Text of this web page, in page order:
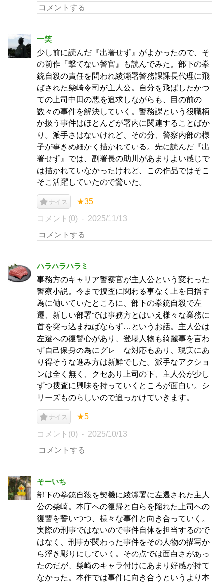
一笑
少し前に読んだ『出署せず』がよかったので、そ
の前作『撃てない警官』も読んでみた。部下の拳
銃自殺の責任を問われ綾瀬署警務課課長代理に飛
ばされた柴崎令司が主人公。自分を飛ばしたかつ
ての上司中田の悪を追求しながらも、目の前の
数々の事件を解決していく。警務課という役職柄
か扱う事件はほとんどが署内に関連することばか
り。派手さはないけれど、その分、警察内部の様
子が事きめ細かく描かれている。先に読んだ『出
署せず』では、副署長の助川があまりよい感じで
は描かれていなかったけれど、この作品ではそこ
そこ活躍していたので驚いた。
ナイス ★35
コメント(0) 2025/11/13
ハラハラハラミ
事務方のキャリア警察官が主人公という変わった
警察小説。今まで捜査に関わる事なく上を目指す
為に働いていたところに、部下の拳銃自殺で左
遷、新しい部署では事務方とはいえ様々な業務に
首を突っ込まねばならず…というお話。主人公は
左遷への復讐心があり、登場人物も綺麗事を言わ
ず自己保身の為にグレーな対応もあり、現実にあ
り得そうな進み方は新鮮でした。派手なアクショ
ンは全く無く、クセあり上司の下、主人公が少し
ずつ捜査に興味を持っていくところが面白い。シ
リーズものらしいので追っかけていきます。
ナイス ★5
コメント(0) 2025/10/13
そーいち
部下の拳銃自殺を契機に綾瀬署に左遷された主人
公の柴崎。本庁への復帰と自らを陥れた上司への
復讐を誓いつつ、様々な事件と向き合っていく。
実際の刑事ではないので事件自体を担当するので
はなく、刑事が関わった事件をその人物の描写か
ら浮き彫りにしていく。その点では面白さがあっ
たのだが、柴崎のキャラ付けにあまり好感が持て
なかった。本作では事件に向き合うというより本